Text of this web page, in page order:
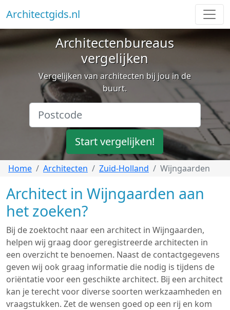
Architectgids.nl
Architectenbureaus
vergelijken
Vergelijken van architecten bij jou in de
buurt.
Start vergelijken!
Home Architecten Zuid-Holland Wijngaarden
Architect in Wijngaarden aan
het zoeken?
Bij de zoektocht naar een architect in Wijngaarden,
helpen wij graag door geregistreerde architecten in
een overzicht te benoemen. Naast de contactgegevens
geven wij ook graag informatie die nodig is tijdens de
oriëntatie voor een geschikte architect. Bij een architect
kan je terecht voor diverse soorten werkzaamheden en
vraagstukken. Zet de wensen goed op een rij en kom